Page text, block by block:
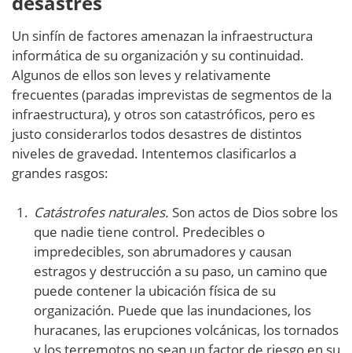
Un sinfín de factores amenazan la infraestructura
informática de su organización y su continuidad.
Algunos de ellos son leves y relativamente
frecuentes (paradas imprevistas de segmentos de la
infraestructura), y otros son catastróficos, pero es
justo considerarlos todos desastres de distintos
niveles de gravedad. Intentemos clasificarlos a
grandes rasgos:
Catástrofes naturales. Son actos de Dios sobre los
que nadie tiene control. Predecibles o
impredecibles, son abrumadores y causan
estragos y destrucción a su paso, un camino que
puede contener la ubicación física de su
organización. Puede que las inundaciones, los
huracanes, las erupciones volcánicas, los tornados
y los terremotos no sean un factor de riesgo en su